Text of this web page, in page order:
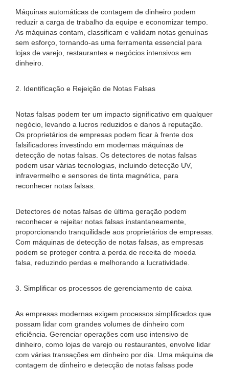
Máquinas automáticas de contagem de dinheiro podem
reduzir a carga de trabalho da equipe e economizar tempo.
As máquinas contam, classificam e validam notas genuínas
sem esforço, tornando-as uma ferramenta essencial para
lojas de varejo, restaurantes e negócios intensivos em
dinheiro.
2. Identificação e Rejeição de Notas Falsas
Notas falsas podem ter um impacto significativo em qualquer
negócio, levando a lucros reduzidos e danos à reputação.
Os proprietários de empresas podem ficar à frente dos
falsificadores investindo em modernas máquinas de
detecção de notas falsas. Os detectores de notas falsas
podem usar várias tecnologias, incluindo detecção UV,
infravermelho e sensores de tinta magnética, para
reconhecer notas falsas.
Detectores de notas falsas de última geração podem
reconhecer e rejeitar notas falsas instantaneamente,
proporcionando tranquilidade aos proprietários de empresas.
Com máquinas de detecção de notas falsas, as empresas
podem se proteger contra a perda de receita de moeda
falsa, reduzindo perdas e melhorando a lucratividade.
3. Simplificar os processos de gerenciamento de caixa
As empresas modernas exigem processos simplificados que
possam lidar com grandes volumes de dinheiro com
eficiência. Gerenciar operações com uso intensivo de
dinheiro, como lojas de varejo ou restaurantes, envolve lidar
com várias transações em dinheiro por dia. Uma máquina de
contagem de dinheiro e detecção de notas falsas pode